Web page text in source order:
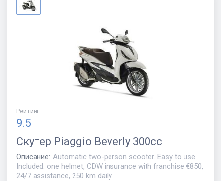
Рейтинг:
9.5
Скутер Piaggio Beverly 300cc
Описание: Automatic two-person scooter. Easy to use.
Included: one helmet, CDW insurance with franchise €850,
24/7 assistance, 250 km daily.